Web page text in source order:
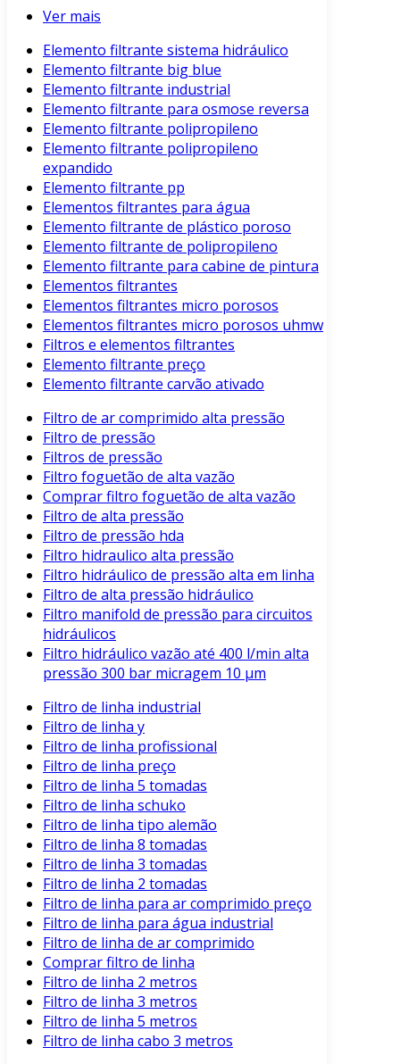
Ver mais
Elemento filtrante sistema hidráulico
Elemento filtrante big blue
Elemento filtrante industrial
Elemento filtrante para osmose reversa
Elemento filtrante polipropileno
Elemento filtrante polipropileno
expandido
Elemento filtrante pp
Elementos filtrantes para água
Elemento filtrante de plástico poroso
Elemento filtrante de polipropileno
Elemento filtrante para cabine de pintura
Elementos filtrantes
Elementos filtrantes micro porosos
Elementos filtrantes micro porosos uhmw
Filtros e elementos filtrantes
Elemento filtrante preço
Elemento filtrante carvão ativado
Filtro de ar comprimido alta pressão
Filtro de pressão
Filtros de pressão
Filtro foguetão de alta vazão
Comprar filtro foguetão de alta vazão
Filtro de alta pressão
Filtro de pressão hda
Filtro hidraulico alta pressão
Filtro hidráulico de pressão alta em linha
Filtro de alta pressão hidráulico
Filtro manifold de pressão para circuitos
hidráulicos
Filtro hidráulico vazão até 400 l/min alta
pressão 300 bar micragem 10 μm
Filtro de linha industrial
Filtro de linha y
Filtro de linha profissional
Filtro de linha preço
Filtro de linha 5 tomadas
Filtro de linha schuko
Filtro de linha tipo alemão
Filtro de linha 8 tomadas
Filtro de linha 3 tomadas
Filtro de linha 2 tomadas
Filtro de linha para ar comprimido preço
Filtro de linha para água industrial
Filtro de linha de ar comprimido
Comprar filtro de linha
Filtro de linha 2 metros
Filtro de linha 3 metros
Filtro de linha 5 metros
Filtro de linha cabo 3 metros